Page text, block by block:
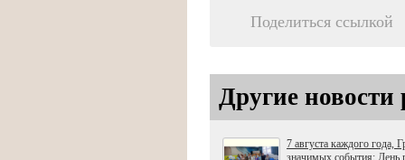
Поделиться ссылкой
Другие новости
7 августа каждого года,